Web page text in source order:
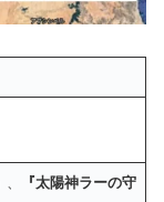
、
『太陽神ラーの守